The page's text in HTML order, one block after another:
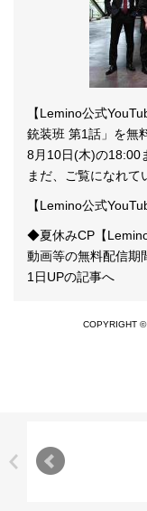
【Lemino公式
銃装班 第1話」を無
8月10日(木)の18:00
まだ、ご覧になれて
【Lemino公式
◆夏休みCP【
動画等の無料配信
1日UPの記事へ
COPYRIGHT